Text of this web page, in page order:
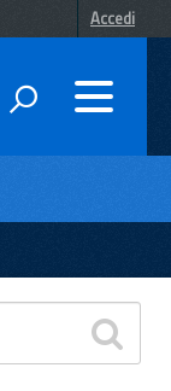
Accedi